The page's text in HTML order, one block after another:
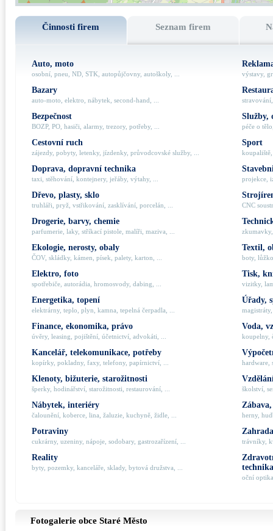
Činnosti firem Seznam firem
Auto, moto
osobní, pneu, ND, STK, autopůjčovny, autoškoly, ...
Bazary
auto-moto, elektro, nábytek, second-hand, ...
Bezpečnost
BOZP, PO, hasiči, alarmy, trezory, potřeby, ...
Cestovní ruch
zájezdy, pobyty, letenky, jízdenky, průvodcovské služby, ...
Doprava, dopravní technika
taxi, stěhování, kontejnery, jeřáby, výtahy, ...
Dřevo, plasty, sklo
truhláři, pryž, vstřikování, zasklívání, porcelán, ...
Drogerie, barvy, chemie
parfumerie, laky, stříkací pistole, malíři, maziva, ...
Ekologie, nerosty, obaly
ČOV, skládky, kámen, písek, palety, karton, ...
Elektro, foto
spotřebiče, autorádia, hromosvody, dabing, ...
Energetika, topení
elektrárny, teplo, plyn, kamna, tepelná čerpadla, ...
Finance, ekonomika, právo
úvěry, leasing, pojištění, účetnictví, advokáti, ...
Kancelář, telekomunikace, potřeby
kopírky, pokladny, faxy, telefony, papírnictví, ...
Klenoty, bižuterie, starožitnosti
šperky, hodinářství, starožitnosti, restaurování, ...
Nábytek, interiéry
čalounění, koberce, lina, žaluzie, kuchyně, židle, ...
Potraviny
cukrárny, uzeniny, nápoje, sodobary, gastrozařízení, ...
Reality
byty, pozemky, kanceláře, sklady, bytová družstva, ...
výstavy,
Služby,
péče o
Sport
projekce,
CNC
Textil,
boty,
Tisk,
vizitky,
Úřady,
Voda,
koupelny,
hardware,
školství,
herny,
trávníky,
technika
oční
Fotogalerie obce Staré Město